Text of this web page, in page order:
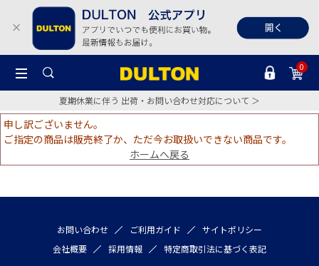
0
夏期休業に伴う 出荷・お問い合わせ対応について ＞
申し訳ございません。
ご指定の商品は販売終了か、ただ今お取扱いできない商品です。
ホームへ戻る
お問い合わせ ご利用ガイド
サイトポリシー
会社概要
採用情報 特定商取引法に基づく表記